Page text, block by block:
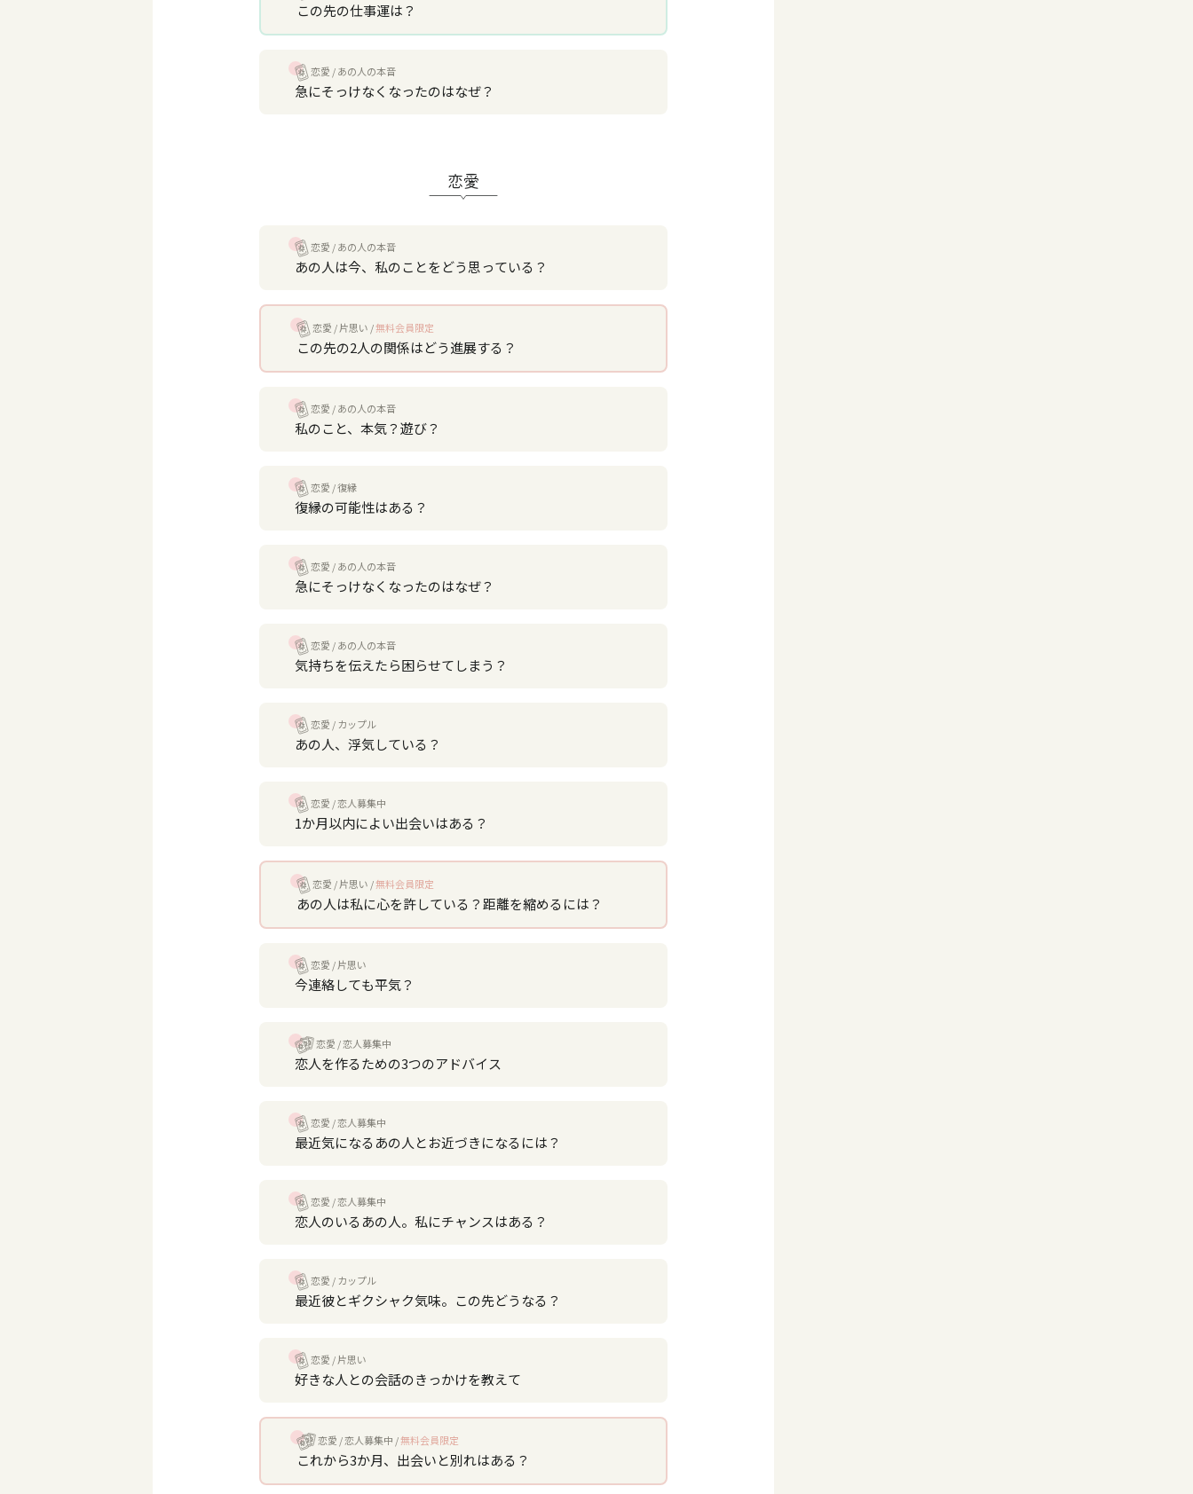
この先の仕事運は？
恋愛 あの人の本音
急にそっけなくなったのはなぜ？
恋愛
恋愛 あの人の本音
あの人は今、私のことをどう思っている？
恋愛 片思い 無料会員限定
この先の2人の関係はどう進展する？
恋愛 あの人の本音
私のこと、本気？遊び？
恋愛 復縁
復縁の可能性はある？
恋愛 あの人の本音
急にそっけなくなったのはなぜ？
恋愛 あの人の本音
気持ちを伝えたら困らせてしまう？
恋愛 カップル
あの人、浮気している？
恋愛 恋人募集中
1か月以内によい出会いはある？
恋愛 片思い 無料会員限定
あの人は私に心を許している？距離を縮めるには？
恋愛 片思い
今連絡しても平気？
恋愛 恋人募集中
恋人を作るための3つのアドバイス
恋愛 恋人募集中
最近気になるあの人とお近づきになるには？
恋愛 恋人募集中
恋人のいるあの人。私にチャンスはある？
恋愛 カップル
最近彼とギクシャク気味。この先どうなる？
恋愛 片思い
好きな人との会話のきっかけを教えて
恋愛 恋人募集中 無料会員限定
これから3か月、出会いと別れはある？